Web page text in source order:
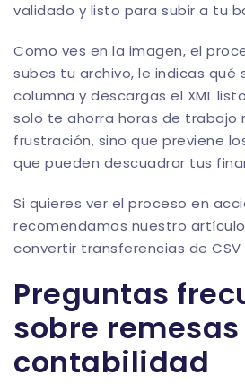
validado y listo para subir a tu
Como ves en la imagen, el
subes tu archivo, le indicas qué
columna y descargas el XML
solo te ahorra horas de trabajo
frustración, sino que previene
que pueden descuadrar tus
Si quieres ver el proceso en
recomendamos nuestro
convertir transferencias de CSV
Preguntas
sobre remesas
contabilidad